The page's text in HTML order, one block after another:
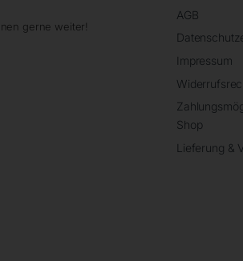
gerne weiter!
AGB
Impressum
Shop
Lieferung &